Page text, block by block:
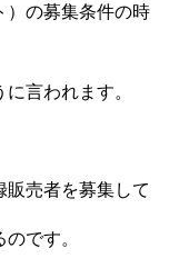
）の募集条件の時
言われます。
販売者を募集して
です。